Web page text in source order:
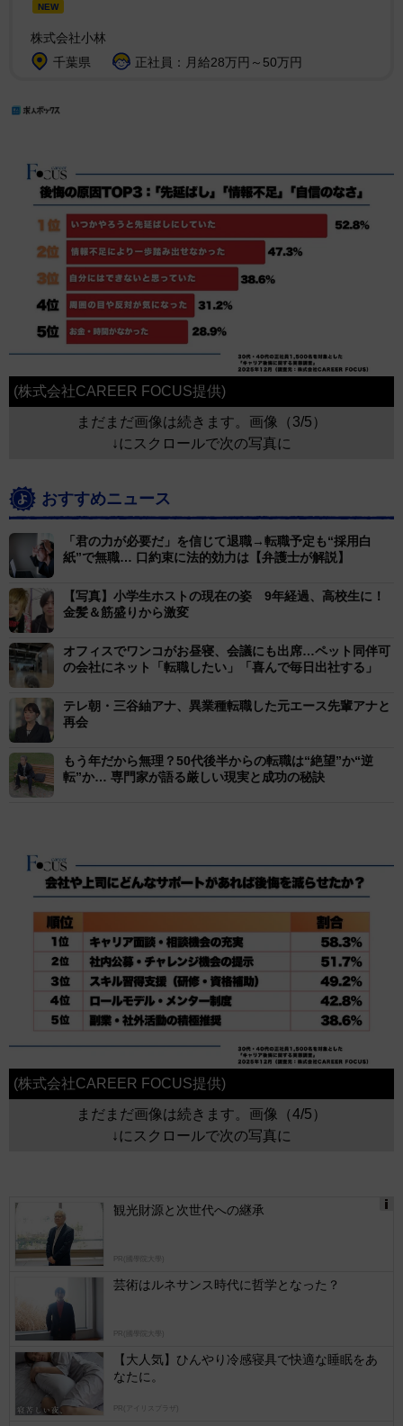
NEW
株式会社小林
千葉県
正社員：月給28万円～50万円
(株式会社CAREER FOCUS提供)
まだまだ画像は続きます。画像（3/5）
↓にスクロールで次の写真に
おすすめニュース
「君の力が必要だ」を信じて退職→転職予定も“採用白
紙”で無職… 口約束に法的効力は【弁護士が解説】
【写真】小学生ホストの現在の姿 9年経過、高校生に！
金髪＆筋盛りから激変
オフィスでワンコがお昼寝、会議にも出席…ペット同伴可
の会社にネット「転職したい」「喜んで毎日出社する」
テレ朝・三谷紬アナ、異業種転職した元エース先輩アナと
再会
もう年だから無理？50代後半からの転職は“絶望”か“逆
転”か… 専門家が語る厳しい現実と成功の秘訣
(株式会社CAREER FOCUS提供)
まだまだ画像は続きます。画像（4/5）
↓にスクロールで次の写真に
観光財源と次世代への継承
PR(國學院大學)
芸術はルネサンス時代に哲学となった？
PR(國學院大學)
【大人気】ひんやり冷感寝具で快適な睡眠をあ
なたに。
PR(アイリスプラザ)